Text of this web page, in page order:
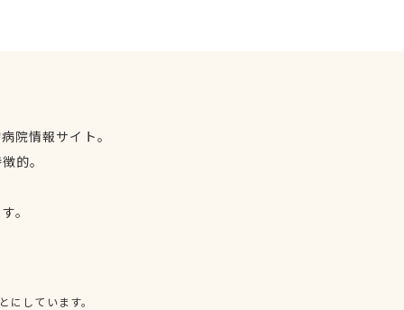
院情報サイト。
的。
。
しています。